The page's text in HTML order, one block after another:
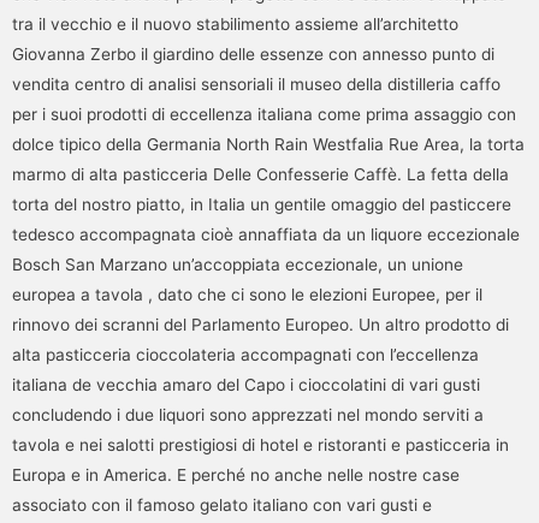
tra il vecchio e il nuovo stabilimento assieme all’architetto
Giovanna Zerbo il giardino delle essenze con annesso punto di
vendita centro di analisi sensoriali il museo della distilleria caffo
per i suoi prodotti di eccellenza italiana come prima assaggio con
dolce tipico della Germania North Rain Westfalia Rue Area, la torta
marmo di alta pasticceria Delle Confesserie Caffè. La fetta della
torta del nostro piatto, in Italia un gentile omaggio del pasticcere
tedesco accompagnata cioè annaffiata da un liquore eccezionale
Bosch San Marzano un’accoppiata eccezionale, un unione
europea a tavola , dato che ci sono le elezioni Europee, per il
rinnovo dei scranni del Parlamento Europeo. Un altro prodotto di
alta pasticceria cioccolateria accompagnati con l’eccellenza
italiana de vecchia amaro del Capo i cioccolatini di vari gusti
concludendo i due liquori sono apprezzati nel mondo serviti a
tavola e nei salotti prestigiosi di hotel e ristoranti e pasticceria in
Europa e in America. E perché no anche nelle nostre case
associato con il famoso gelato italiano con vari gusti e